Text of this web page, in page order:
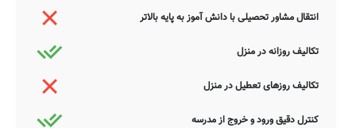
انتقال مشاور تحصیلی با دانش آموز به پایه بالاتر
تکالیف روزانه در منزل
تکالیف روزهای تعطیل در منزل
کنترل دقیق ورود و خروج از مدرسه